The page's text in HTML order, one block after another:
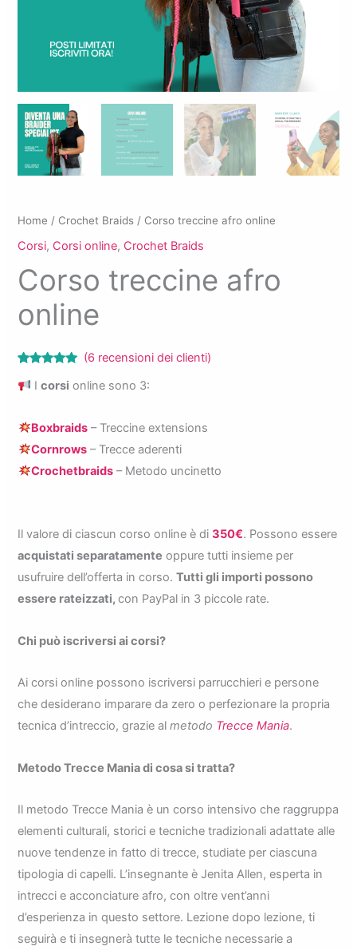
Home / Crochet Braids / Corso treccine afro online
Corsi, Corsi online, Crochet Braids
Corso treccine afro
online
5.00 su 5
recensioni
(6 recensioni dei clienti)
Icorsi online sono 3:
Boxbraids – Treccine extensions
Cornrows – Trecce aderenti
Crochetbraids – Metodo uncinetto
Il valore di ciascun corso online è di350€. Possono essere
acquistati separatamente oppure tutti insieme per
usufruire dell’offerta in corso.Tutti gli importi possono
essere rateizzati,con PayPal in 3 piccole rate.
Chi può iscriversi ai corsi?
Ai corsi online possono iscriversi parrucchieri e persone
che desiderano imparare da zero o perfezionare la propria
tecnica d’intreccio, grazie almetodo Trecce Mania.
Metodo Trecce Mania di cosa si tratta?
Il metodo Trecce Mania è un corso intensivo che raggruppa
elementi culturali, storici e tecniche tradizionali adattate alle
nuove tendenze in fatto di trecce, studiate per ciascuna
tipologia di capelli. L’insegnante è Jenita Allen, esperta in
intrecci e acconciature afro, con oltre vent’anni
d’esperienza in questo settore. Lezione dopo lezione, ti
seguirà e ti insegnerà tutte le tecniche necessarie a